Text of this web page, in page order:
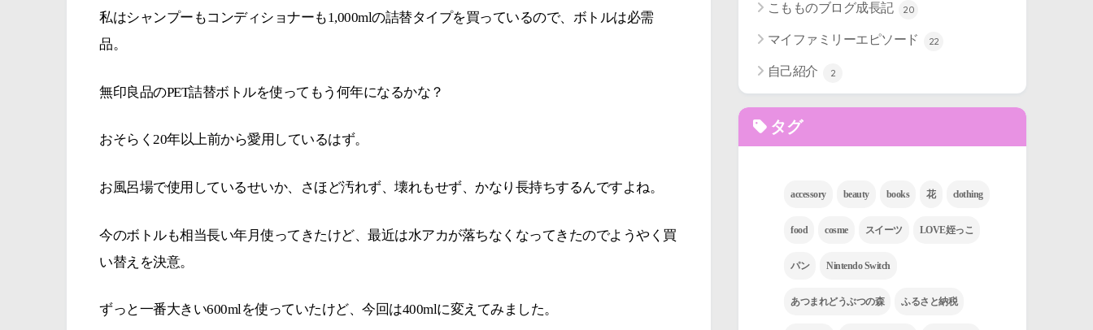
私はシャンプーもコンディショナーも1,000mlの詰替タイプを買っているので、ボトルは必需
品。
無印良品のPET詰替ボトルを使ってもう何年になるかな？
おそらく20年以上前から愛用しているはず。
お風呂場で使用しているせいか、さほど汚れず、壊れもせず、かなり長持ちするんですよね。
今のボトルも相当長い年月使ってきたけど、最近は水アカが落ちなくなってきたのでようやく買
い替えを決意。
ずっと一番大きい600mlを使っていたけど、今回は400mlに変えてみました。
こもものブログ成長記 20
マイファミリーエピソード 22
自己紹介 2
タグ
accessory beauty books 花 clothing
food cosme スイーツ LOVE姪っこ
パン Nintendo Switch
あつまれどうぶつの森 ふるさと納税